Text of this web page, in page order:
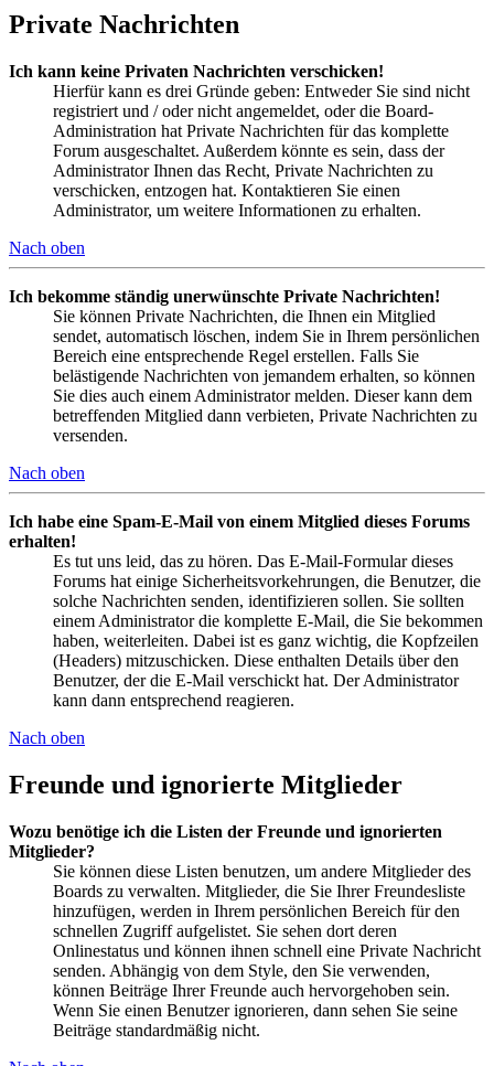
Private Nachrichten
Ich kann keine Privaten Nachrichten verschicken!
Hierfür kann es drei Gründe geben: Entweder Sie sind nicht
registriert und / oder nicht angemeldet, oder die Board-
Administration hat Private Nachrichten für das komplette
Forum ausgeschaltet. Außerdem könnte es sein, dass der
Administrator Ihnen das Recht, Private Nachrichten zu
verschicken, entzogen hat. Kontaktieren Sie einen
Administrator, um weitere Informationen zu erhalten.
Nach oben
Ich bekomme ständig unerwünschte Private Nachrichten!
Sie können Private Nachrichten, die Ihnen ein Mitglied
sendet, automatisch löschen, indem Sie in Ihrem persönlichen
Bereich eine entsprechende Regel erstellen. Falls Sie
belästigende Nachrichten von jemandem erhalten, so können
Sie dies auch einem Administrator melden. Dieser kann dem
betreffenden Mitglied dann verbieten, Private Nachrichten zu
versenden.
Nach oben
Ich habe eine Spam-E-Mail von einem Mitglied dieses Forums
erhalten!
Es tut uns leid, das zu hören. Das E-Mail-Formular dieses
Forums hat einige Sicherheitsvorkehrungen, die Benutzer, die
solche Nachrichten senden, identifizieren sollen. Sie sollten
einem Administrator die komplette E-Mail, die Sie bekommen
haben, weiterleiten. Dabei ist es ganz wichtig, die Kopfzeilen
(Headers) mitzuschicken. Diese enthalten Details über den
Benutzer, der die E-Mail verschickt hat. Der Administrator
kann dann entsprechend reagieren.
Nach oben
Freunde und ignorierte Mitglieder
Wozu benötige ich die Listen der Freunde und ignorierten
Mitglieder?
Sie können diese Listen benutzen, um andere Mitglieder des
Boards zu verwalten. Mitglieder, die Sie Ihrer Freundesliste
hinzufügen, werden in Ihrem persönlichen Bereich für den
schnellen Zugriff aufgelistet. Sie sehen dort deren
Onlinestatus und können ihnen schnell eine Private Nachricht
senden. Abhängig von dem Style, den Sie verwenden,
können Beiträge Ihrer Freunde auch hervorgehoben sein.
Wenn Sie einen Benutzer ignorieren, dann sehen Sie seine
Beiträge standardmäßig nicht.